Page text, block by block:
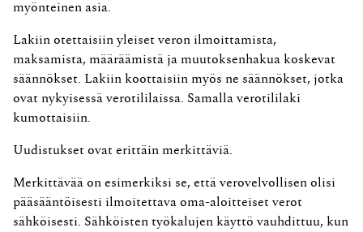
myönteinen asia.
Lakiin otettaisiin yleiset veron ilmoittamista,
maksamista, määräämistä ja muutoksenhakua koskevat
säännökset. Lakiin koottaisiin myös ne säännökset, jotka
ovat nykyisessä verotililaissa. Samalla verotililaki
kumottaisiin.
Uudistukset ovat erittäin merkittäviä.
Merkittävää on esimerkiksi se, että verovelvollisen olisi
pääsääntöisesti ilmoitettava oma-aloitteiset verot
sähköisesti. Sähköisten työkalujen käyttö vauhdittuu, kun